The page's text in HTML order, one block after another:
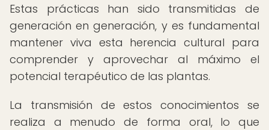
Estas prácticas han sido transmitidas de
generación en generación, y es fundamental
mantener viva esta herencia cultural para
comprender y aprovechar al máximo el
potencial terapéutico de las plantas.
La transmisión de estos conocimientos se
realiza a menudo de forma oral, lo que